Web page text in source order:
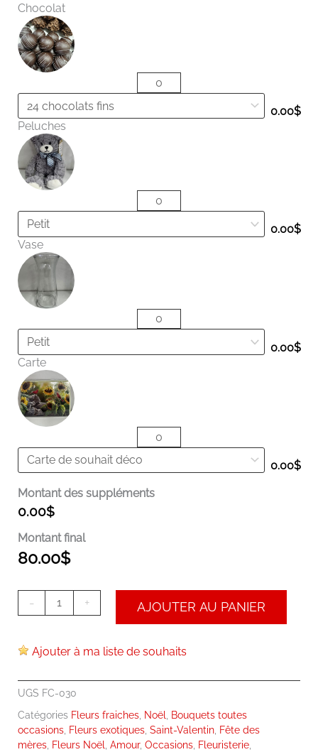
Chocolat
0.00$
Peluches
0.00$
Vase
0.00$
Carte
0.00$
Montant des suppléments
0.00$
Montant final
80.00$
-
quantité
de
Bouquet
tropical
+ AJOUTER AU PANIER
Ajouter à ma liste de souhaits
UGS FC-030
Catégories Fleurs fraiches Noël
Bouquets toutes
occasions Fleurs exotiques Saint-Valentin Fête des
mères Fleurs Noël Amour, Occasions Fleuristerie